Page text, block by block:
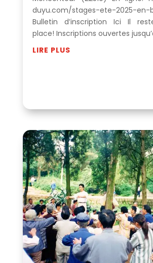
duyu.com/stages-ete-2025-en-
Bulletin d’inscription Ici Il
place! Inscriptions ouvertes
LIRE PLUS